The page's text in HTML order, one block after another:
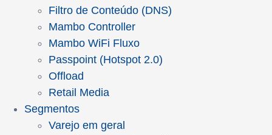
Filtro de Conteúdo (DNS)
Mambo Controller
Mambo WiFi Fluxo
Passpoint (Hotspot 2.0)
Offload
Retail Media
Segmentos
Varejo em geral